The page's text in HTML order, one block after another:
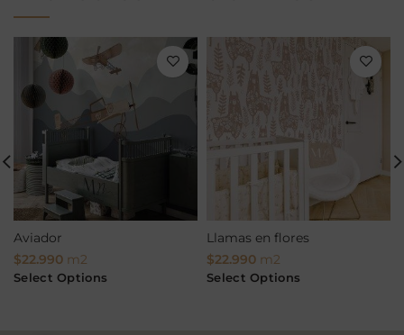
Aviador
$22.990 m2
Select Options
Llamas en flores
$22.990 m2
Select Options